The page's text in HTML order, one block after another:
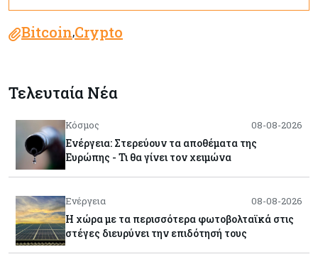
Bitcoin,Crypto
Τελευταία Νέα
Κόσμος 08-08-2026
Ενέργεια: Στερεύουν τα αποθέματα της
Ευρώπης - Τι θα γίνει τον χειμώνα
Ενέργεια 08-08-2026
Η χώρα με τα περισσότερα φωτοβολταϊκά στις
στέγες διευρύνει την επιδότησή τους